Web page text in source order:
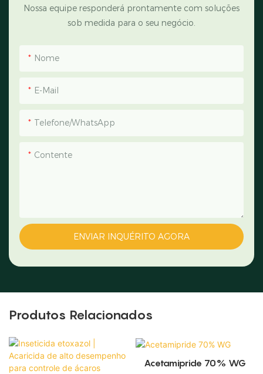
Nossa equipe responderá prontamente com soluções
sob medida para o seu negócio.
Nome
E-Mail
Telefone/WhatsApp
Contente
ENVIAR INQUÉRITO AGORA
Produtos Relacionados
Acetamipride 70% WG